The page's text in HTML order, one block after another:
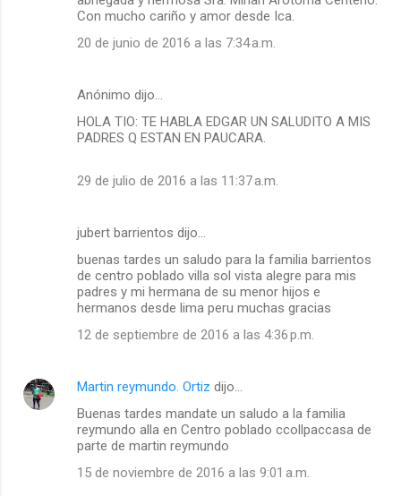
Con mucho cariño y amor desde Ica.
20 de junio de 2016 a las 7:34 a.m.
Anónimo dijo…
HOLA TIO: TE HABLA EDGAR UN SALUDITO A MIS
PADRES Q ESTAN EN PAUCARA.
29 de julio de 2016 a las 11:37 a.m.
jubert barrientos dijo…
buenas tardes un saludo para la familia barrientos
de centro poblado villa sol vista alegre para mis
padres y mi hermana de su menor hijos e
hermanos desde lima peru muchas gracias
12 de septiembre de 2016 a las 4:36 p.m.
Martin reymundo. Ortiz dijo…
Buenas tardes mandate un saludo a la familia
reymundo alla en Centro poblado ccollpaccasa de
parte de martin reymundo
15 de noviembre de 2016 a las 9:01 a.m.